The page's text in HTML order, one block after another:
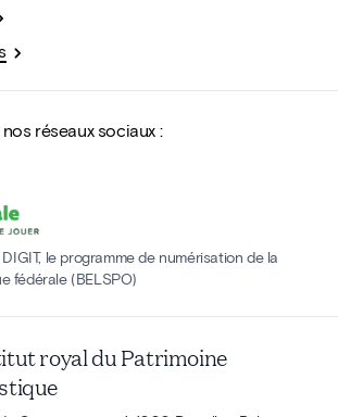
réseaux sociaux :
le programme de numérisation de la
fédérale (BELSPO)
royal du Patrimoine